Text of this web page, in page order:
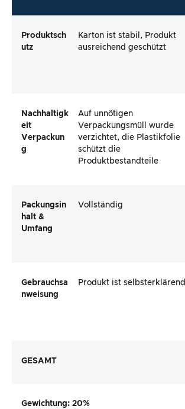
Produktsch
utz
Karton ist stabil, Produkt
ausreichend geschützt
Nachhaltigk
eit
Verpackun
g
Auf unnötigen
Verpackungsmüll wurde
verzichtet, die Plastikfolie
schützt die
Produktbestandteile
Packungsin
halt &
Umfang
Vollständig
Gebrauchsa
nweisung
Produkt ist selbsterklärend
GESAMT
Gewichtung: 20%